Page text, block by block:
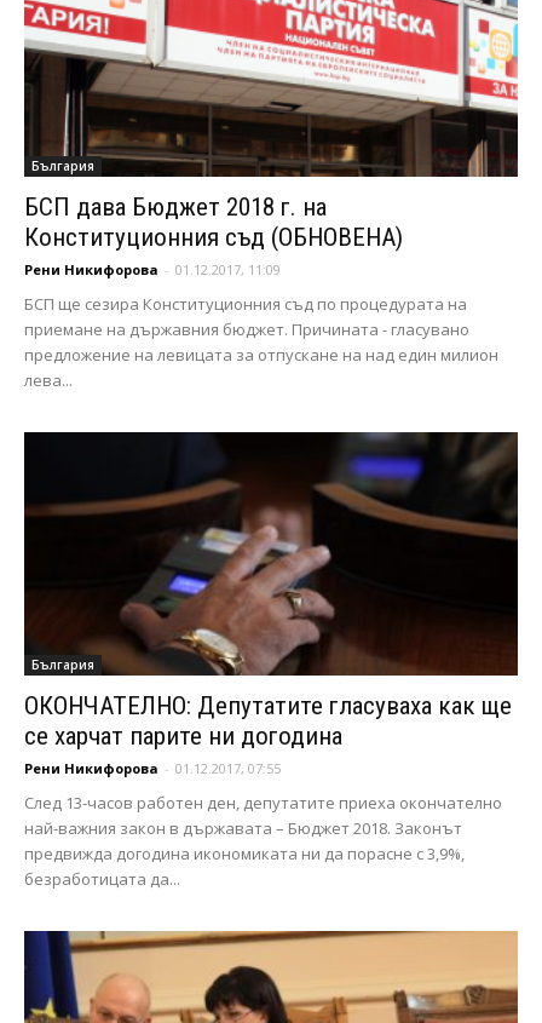
България
БСП дава Бюджет 2018 г. на
Конституционния съд (ОБНОВЕНА)
Рени Никифорова - 01.12.2017, 11:09
БСП ще сезира Конституционния съд по процедурата на
приемане на държавния бюджет. Причината - гласувано
предложение на левицата за отпускане на над един милион
лева...
България
ОКОНЧАТЕЛНО: Депутатите гласуваха как ще
се харчат парите ни догодина
Рени Никифорова - 01.12.2017, 07:55
След 13-часов работен ден, депутатите приеха окончателно
най-важния закон в държавата – Бюджет 2018. Законът
предвижда догодина икономиката ни да порасне с 3,9%,
безработицата да...